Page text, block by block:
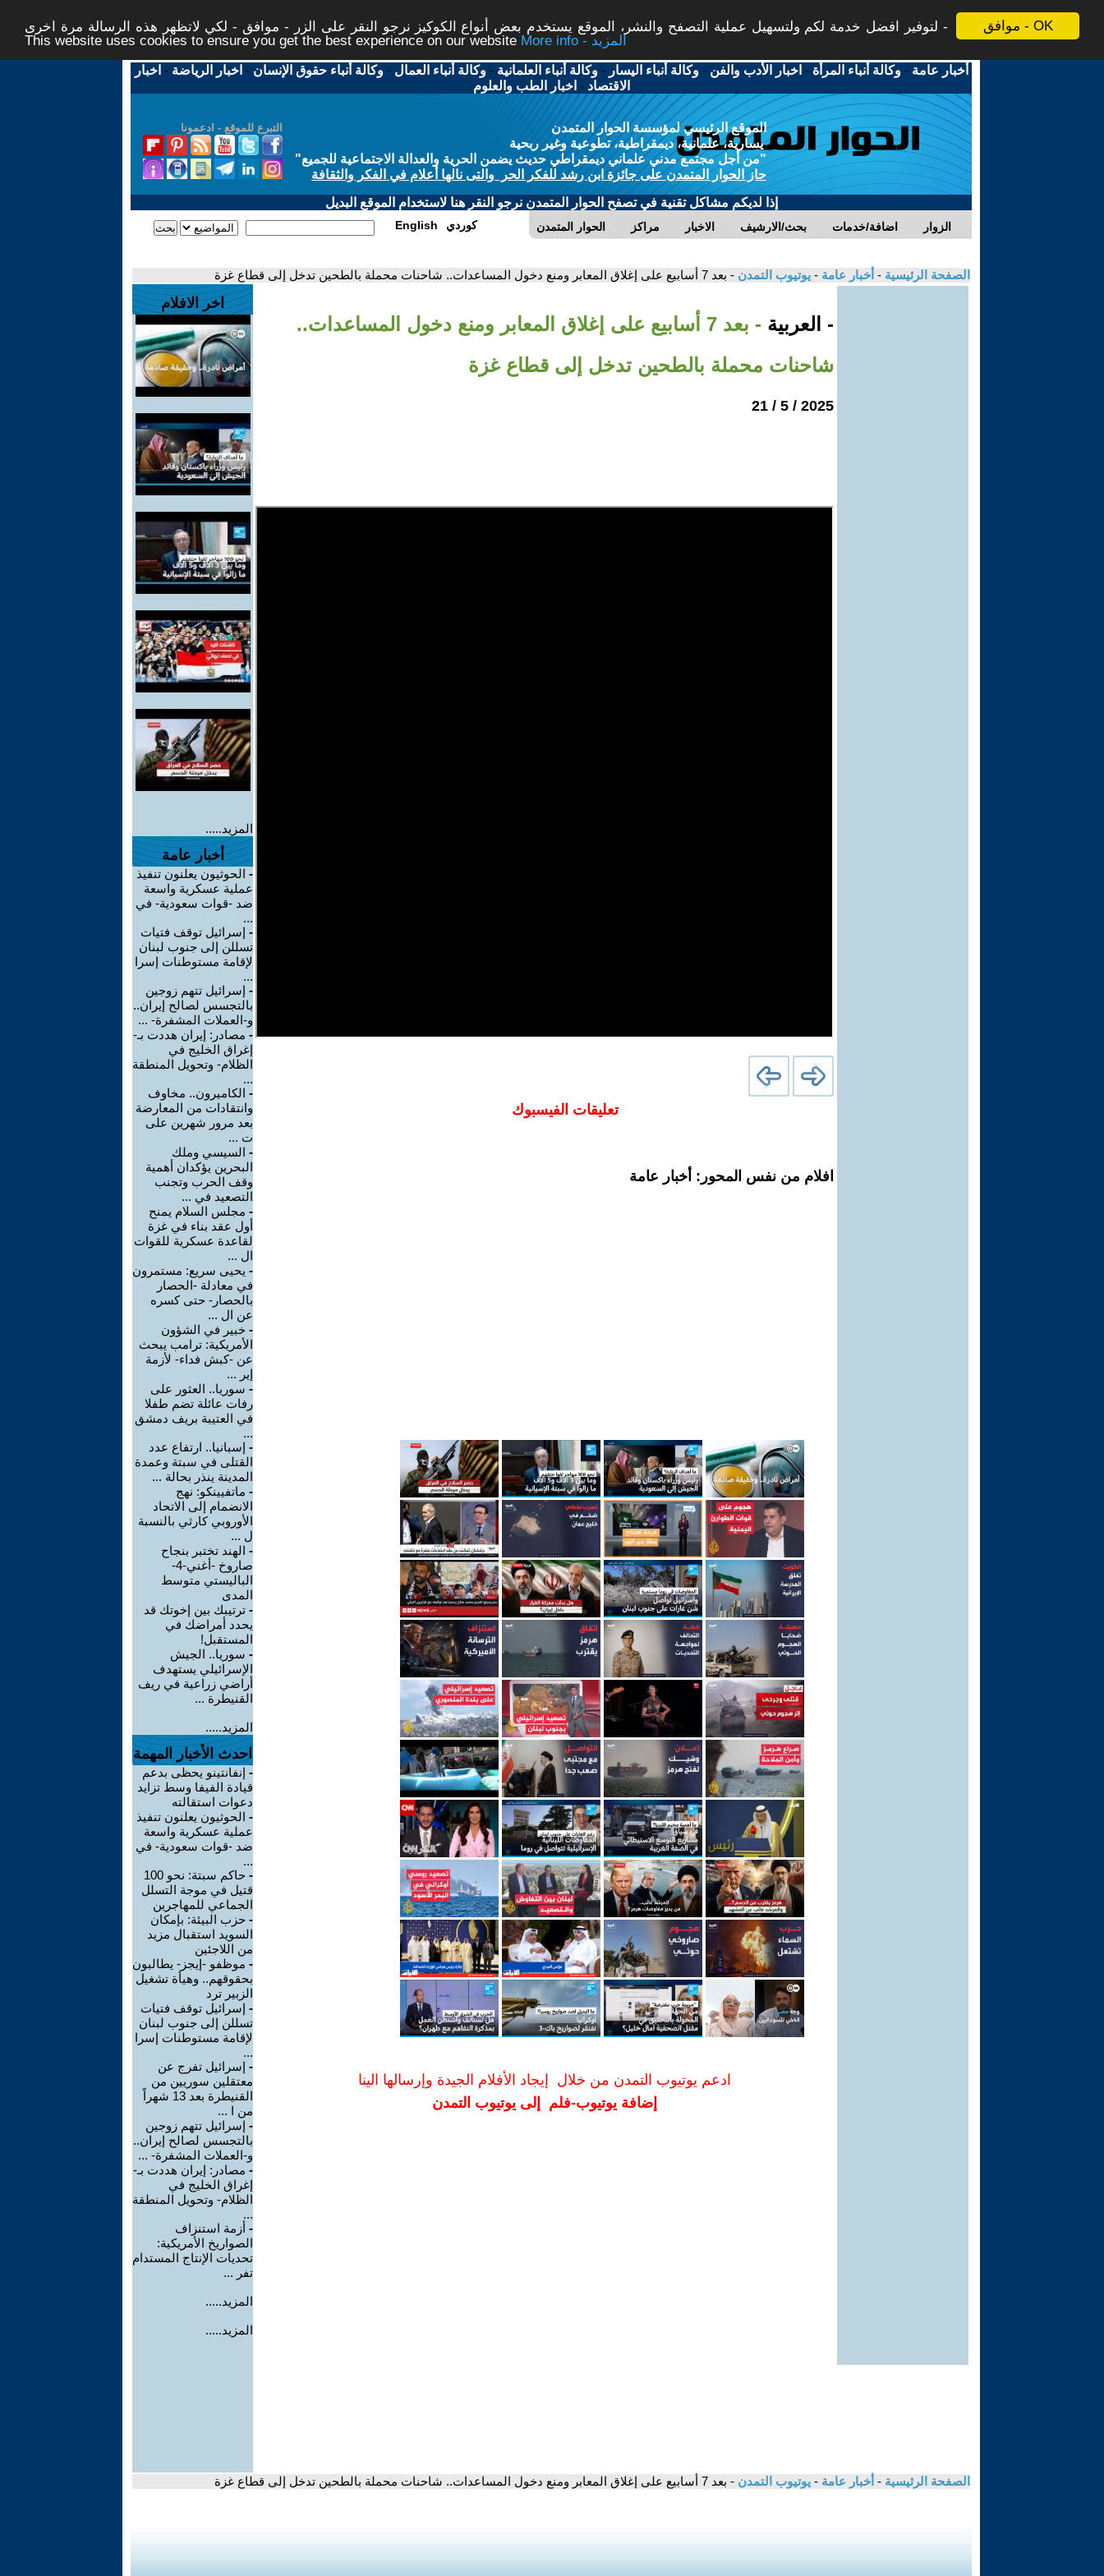
موافق - OK
لتوفير افضل خدمة لكم ولتسهيل عملية التصفح والنشر، الموقع يستخدم بعض أنواع الكوكيز نرجو النقر على الزر - موافق - لكي لاتظهر هذه الرسالة مرة اخرى -
This website uses cookies to ensure you get the best experience on our website
More info - المزيد
أخبار عامة -وكالة أنباء المرأة - اخبار الأدب والفن -وكالة أنباء اليسار -وكالة أنباء العلمانية -وكالة أنباء العمال -وكالة أنباء حقوق الإنسان - اخبار الرياضة - اخبار
الاقتصاد - اخبار الطب والعلوم
التبرع للموقع - ادعمونا
الموقع الرئيسي لمؤسسة الحوار المتمدن
يسارية، علمانية، ديمقراطية، تطوعية وغير ربحية
"من أجل مجتمع مدني علماني ديمقراطي حديث يضمن الحرية والعدالة الاجتماعية للجميع"
حاز الحوار المتمدن على جائزة ابن رشد للفكر الحر والتى نالها أعلام في الفكر والثقافة
إذا لديكم مشاكل تقنية في تصفح الحوار المتمدن نرجو النقر هنا لاستخدام الموقع البديل
الحوار المتمدن مراكز الاخبار بحث/الارشيف اضافة/خدمات الزوار English كوردي
الصفحة الرئيسية - أخبار عامة - يوتيوب التمدن - بعد 7 أسابيع على إغلاق المعابر ومنع دخول المساعدات.. شاحنات محملة بالطحين تدخل إلى قطاع غزة
- العربية
- بعد 7 أسابيع على إغلاق المعابر ومنع دخول المساعدات..
شاحنات محملة بالطحين تدخل إلى قطاع غزة
2025 / 5 / 21
تعليقات الفيسبوك
افلام من نفس المحور: أخبار عامة
ادعم يوتيوب التمدن من خلال إيجاد الأفلام الجيدة وإرسالها الينا
إضافة يوتيوب-فلم إلى يوتيوب التمدن
اخر الافلام
المزيد.....
أخبار عامة
- الحوثيون يعلنون تنفيذ
عملية عسكرية واسعة
ضد -قوات سعودية- في
...
- إسرائيل توقف فتيات
تسللن إلى جنوب لبنان
لإقامة مستوطنات إسرا
...
- إسرائيل تتهم زوجين
بالتجسس لصالح إيران..
و-العملات المشفرة- ...
- مصادر: إيران هددت بـ-
إغراق الخليج في
الظلام- وتحويل المنطقة
...
- الكاميرون.. مخاوف
وانتقادات من المعارضة
بعد مرور شهرين على
ت ...
- السيسي وملك
البحرين يؤكدان أهمية
وقف الحرب وتجنب
التصعيد في ...
- مجلس السلام يمنح
أول عقد بناء في غزة
لقاعدة عسكرية للقوات
ال ...
- يحيى سريع: مستمرون
في معادلة -الحصار
بالحصار- حتى كسره
عن ال ...
- خبير في الشؤون
الأمريكية: ترامب يبحث
عن -كبش فداء- لأزمة
إير ...
- سوريا.. العثور على
رفات عائلة تضم طفلا
في العتيبة بريف دمشق
...
- إسبانيا.. ارتفاع عدد
القتلى في سبتة وعمدة
المدينة ينذر بحالة ...
- ماتفيينكو: نهج
الانضمام إلى الاتحاد
الأوروبي كارثي بالنسبة
ل ...
- الهند تختبر بنجاح
صاروخ -أغني-4-
الباليستي متوسط
المدى
- ترتيبك بين إخوتك قد
يحدد أمراضك في
المستقبل!
- سوريا.. الجيش
الإسرائيلي يستهدف
أراضي زراعية في ريف
القنيطرة ...
المزيد.....
احدث الأخبار المهمة
- إنفانتينو يحظى بدعم
قيادة الفيفا وسط تزايد
دعوات استقالته
- الحوثيون يعلنون تنفيذ
عملية عسكرية واسعة
ضد -قوات سعودية- في
...
-
حاكم سبتة: نحو 100
قتيل في موجة التسلل
الجماعي للمهاجرين
- حزب البيئة: بإمكان
السويد استقبال مزيد
من اللاجئين
- موظفو -إيجز- يطالبون
بحقوقهم.. وهيأة تشغيل
الزبير ترد
- إسرائيل توقف فتيات
تسللن إلى جنوب لبنان
لإقامة مستوطنات إسرا
...
- إسرائيل تفرج عن
معتقلين سوريين من
القنيطرة بعد 13 شهراً
من ا ...
- إسرائيل تتهم زوجين
بالتجسس لصالح إيران..
و-العملات المشفرة- ...
- مصادر: إيران هددت بـ-
إغراق الخليج في
الظلام- وتحويل المنطقة
...
- أزمة استنزاف
الصواريخ الأمريكية:
تحديات الإنتاج المستدام
تفر ...
المزيد.....
المزيد.....
الصفحة الرئيسية - أخبار عامة - يوتيوب التمدن - بعد 7 أسابيع على إغلاق المعابر ومنع دخول المساعدات.. شاحنات محملة بالطحين تدخل إلى قطاع غزة